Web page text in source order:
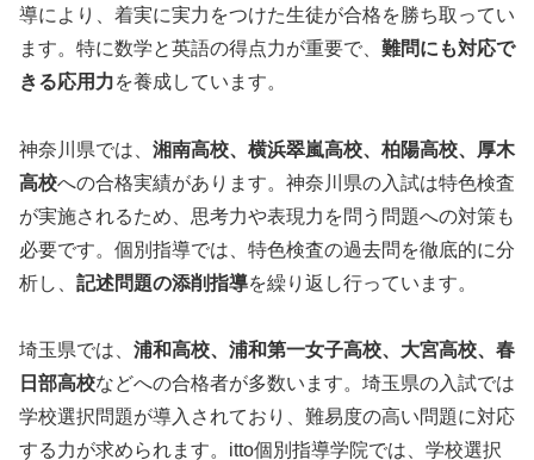
導により、着実に実力をつけた生徒が合格を勝ち取ってい
ます。特に数学と英語の得点力が重要で、 難問にも対応で
きる応用力を養成しています。
神奈川県では、 湘南高校、横浜翠嵐高校、柏陽高校、厚木
高校への合格実績があります。神奈川県の入試は特色検査
が実施されるため、思考力や表現力を問う問題への対策も
必要です。個別指導では、特色検査の過去問を徹底的に分
析し、 記述問題の添削指導を繰り返し行っています。
埼玉県では、 浦和高校、浦和第一女子高校、大宮高校、春
日部高校などへの合格者が多数います。埼玉県の入試では
学校選択問題が導入されており、難易度の高い問題に対応
する力が求められます。itto個別指導学院では、学校選択